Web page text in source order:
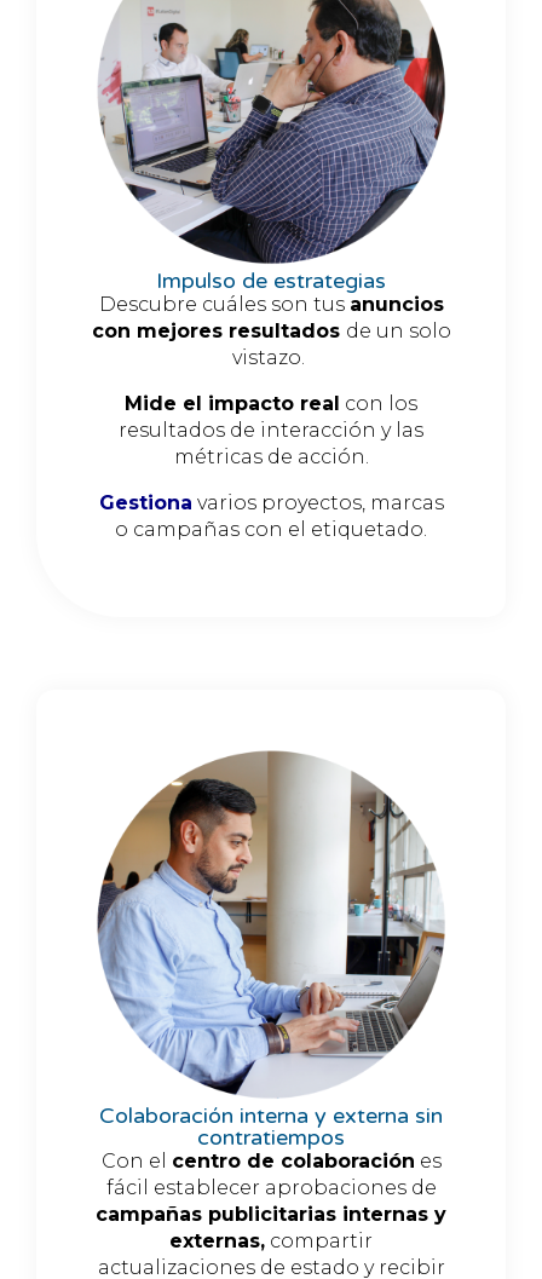
Impulso de estrategias
Descubre cuáles son tus anuncios
con mejores resultados de un solo
vistazo.
Mide el impacto real con los
resultados de interacción y las
métricas de acción.
Gestiona varios proyectos, marcas
o campañas con el etiquetado.
Colaboración interna y externa sin
contratiempos
Con el centro de colaboración es
fácil establecer aprobaciones de
campañas publicitarias internas y
externas, compartir
actualizaciones de estado y recibir